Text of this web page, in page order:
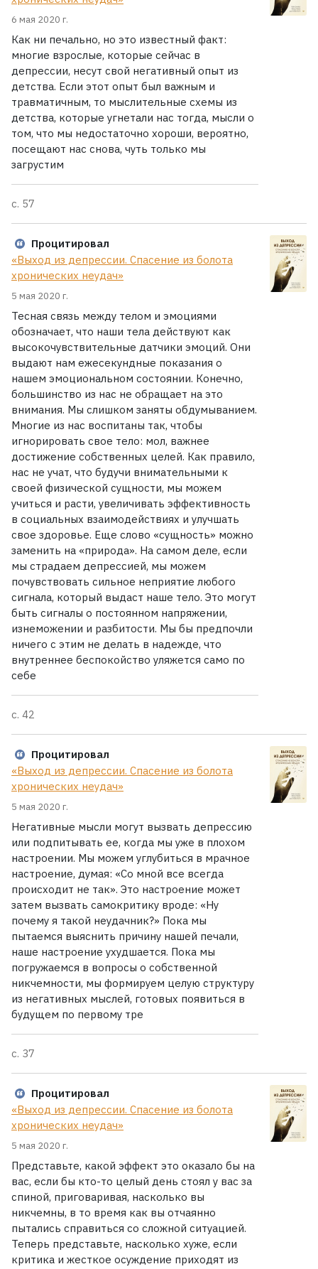
6 мая 2020 г.
Как ни печально, но это известный факт:
многие взрослые, которые сейчас в
депрессии, несут свой негативный опыт из
детства. Если этот опыт был важным и
травматичным, то мыслительные схемы из
детства, которые угнетали нас тогда, мысли о
том, что мы недостаточно хороши, вероятно,
посещают нас снова, чуть только мы
загрустим
с. 57
Процитировал
«Выход из депрессии. Спасение из болота
хронических неудач»
5 мая 2020 г.
Тесная связь между телом и эмоциями
обозначает, что наши тела действуют как
высокочувствительные датчики эмоций. Они
выдают нам ежесекундные показания о
нашем эмоциональном состоянии. Конечно,
большинство из нас не обращает на это
внимания. Мы слишком заняты обдумыванием.
Многие из нас воспитаны так, чтобы
игнорировать свое тело: мол, важнее
достижение собственных целей. Как правило,
нас не учат, что будучи внимательными к
своей физической сущности, мы можем
учиться и расти, увеличивать эффективность
в социальных взаимодействиях и улучшать
свое здоровье. Еще слово «сущность» можно
заменить на «природа». На самом деле, если
мы страдаем депрессией, мы можем
почувствовать сильное неприятие любого
сигнала, который выдаст наше тело. Это могут
быть сигналы о постоянном напряжении,
изнеможении и разбитости. Мы бы предпочли
ничего с этим не делать в надежде, что
внутреннее беспокойство уляжется само по
себе
с. 42
Процитировал
«Выход из депрессии. Спасение из болота
хронических неудач»
5 мая 2020 г.
Негативные мысли могут вызвать депрессию
или подпитывать ее, когда мы уже в плохом
настроении. Мы можем углубиться в мрачное
настроение, думая: «Со мной все всегда
происходит не так». Это настроение может
затем вызвать самокритику вроде: «Ну
почему я такой неудачник?» Пока мы
пытаемся выяснить причину нашей печали,
наше настроение ухудшается. Пока мы
погружаемся в вопросы о собственной
никчемности, мы формируем целую структуру
из негативных мыслей, готовых появиться в
будущем по первому тре
с. 37
Процитировал
«Выход из депрессии. Спасение из болота
хронических неудач»
5 мая 2020 г.
Представьте, какой эффект это оказало бы на
вас, если бы кто-то целый день стоял у вас за
спиной, приговаривая, насколько вы
никчемны, в то время как вы отчаянно
пытались справиться со сложной ситуацией.
Теперь представьте, насколько хуже, если
критика и жесткое осуждение приходят из